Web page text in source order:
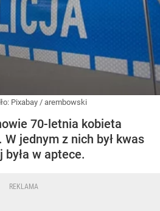
Pixabay / arembowski
70-letnia kobieta
W jednym z nich był kwas
była w aptece.